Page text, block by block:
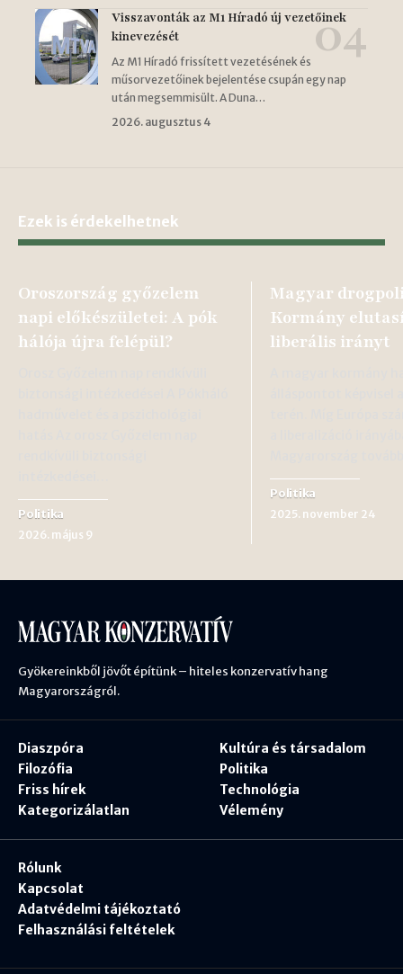
Visszavonták az M1 Híradó új vezetőinek
kinevezését
Az M1 Híradó frissített vezetésének és
műsorvezetőinek bejelentése csupán egy nap
után megsemmisült. A Duna…
2026. augusztus 4
Ezek is érdekelhetnek
Oroszország győzelem
napi előkészületei: A pók
hálója újra felépül?
Politika
2026. május 9
Magyar
Kormány
liberális irányt
Politika
2025. november 24
Gyökereinkből jövőt építünk – hiteles konzervatív hang
Magyarországról.
Diaszpóra
Filozófia
Friss hírek
Kategorizálatlan
Kultúra és társadalom
Politika
Technológia
Vélemény
Rólunk
Kapcsolat
Adatvédelmi tájékoztató
Felhasználási feltételek